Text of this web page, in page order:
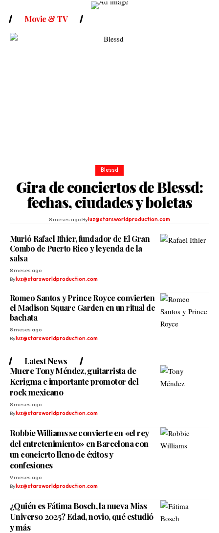
Movie & TV
Blessd
Gira de conciertos de Blessd:
fechas, ciudades y boletas
8 meses ago Byluz@starsworldproduction.com
Murió Rafael Ithier, fundador de El Gran
Combo de Puerto Rico y leyenda de la
salsa
8 meses ago
Byluz@starsworldproduction.com
Romeo Santos y Prince Royce convierten
el Madison Square Garden en un ritual de
bachata
8 meses ago
Byluz@starsworldproduction.com
Latest News
Muere Tony Méndez, guitarrista de
Kerigma e importante promotor del
rock mexicano
8 meses ago
Byluz@starsworldproduction.com
Robbie Williams se convierte en «el rey
del entretenimiento» en Barcelona con
un concierto lleno de éxitos y
confesiones
9 meses ago
Byluz@starsworldproduction.com
¿Quién es Fátima Bosch, la nueva Miss
Universo 2025? Edad, novio, qué estudió
y más